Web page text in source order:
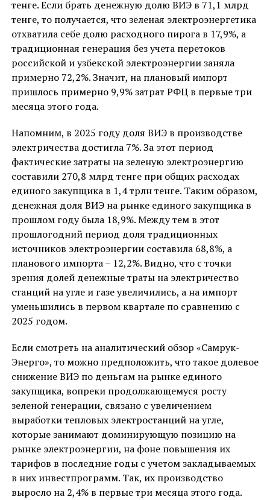
тенге. Если брать денежную долю ВИЭ в 71,1 млрд
тенге, то получается, что зеленая электроэнергетика
отхватила себе долю расходного пирога в 17,9%, а
традиционная генерация без учета перетоков
российской и узбекской электроэнергии заняла
примерно 72,2%. Значит, на плановый импорт
пришлось примерно 9,9% затрат РФЦ в первые три
месяца этого года.
Напомним, в 2025 году доля ВИЭ в производстве
электричества достигла 7%. За этот период
фактические затраты на зеленую электроэнергию
составили 270,8 млрд тенге при общих расходах
единого закупщика в 1,4 трлн тенге. Таким образом,
денежная доля ВИЭ на рынке единого закупщика в
прошлом году была 18,9%. Между тем в этот
прошлогодний период доля традиционных
источников электроэнергии составила 68,8%, а
планового импорта – 12,2%. Видно, что с точки
зрения долей денежные траты на электричество
станций на угле и газе увеличились, а на импорт
уменьшились в первом квартале по сравнению с
2025 годом.
Если смотреть на аналитический обзор «Самрук-
Энерго», то можно предположить, что такое долевое
снижение ВИЭ по деньгам на рынке единого
закупщика, вопреки продолжающемуся росту
зеленой генерации, связано с увеличением
выработки тепловых электростанций на угле,
которые занимают доминирующую позицию на
рынке электроэнергии, на фоне повышения их
тарифов в последние годы с учетом закладываемых
в них инвестпрограмм. Так, их производство
выросло на 2,4% в первые три месяца этого года.